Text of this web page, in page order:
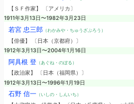
【ＳＦ作家】 〔アメリカ〕
1911年3月13日〜1982年3月23日
若宮 忠三郎（わかみや・ちゅうざぶろう）
【俳優】 〔日本（京都府）〕
1912年3月13日〜2004年1月16日
阿具根 登（あぐね・のぼる）
【政治家】 〔日本（福岡県）〕
1912年3月13日〜1996年1月19日
石野 信一（いしの・しんいち）